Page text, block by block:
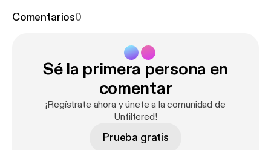
come kick it with the kid!!
Comentarios0
Sé la primera persona en
comentar
¡Regístrate ahora y únete a la comunidad de
Unfiltered!
Prueba gratis